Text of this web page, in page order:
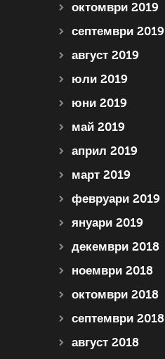
октомври 2019
септември 2019
август 2019
юли 2019
юни 2019
май 2019
април 2019
март 2019
февруари 2019
януари 2019
декември 2018
ноември 2018
октомври 2018
септември 2018
август 2018